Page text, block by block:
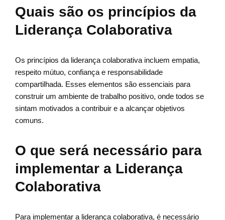
Quais são os princípios da
Liderança Colaborativa
Os princípios da liderança colaborativa incluem empatia,
respeito mútuo, confiança e responsabilidade
compartilhada. Esses elementos são essenciais para
construir um ambiente de trabalho positivo, onde todos se
sintam motivados a contribuir e a alcançar objetivos
comuns.
O que será necessário para
implementar a Liderança
Colaborativa
Para implementar a liderança colaborativa, é necessário